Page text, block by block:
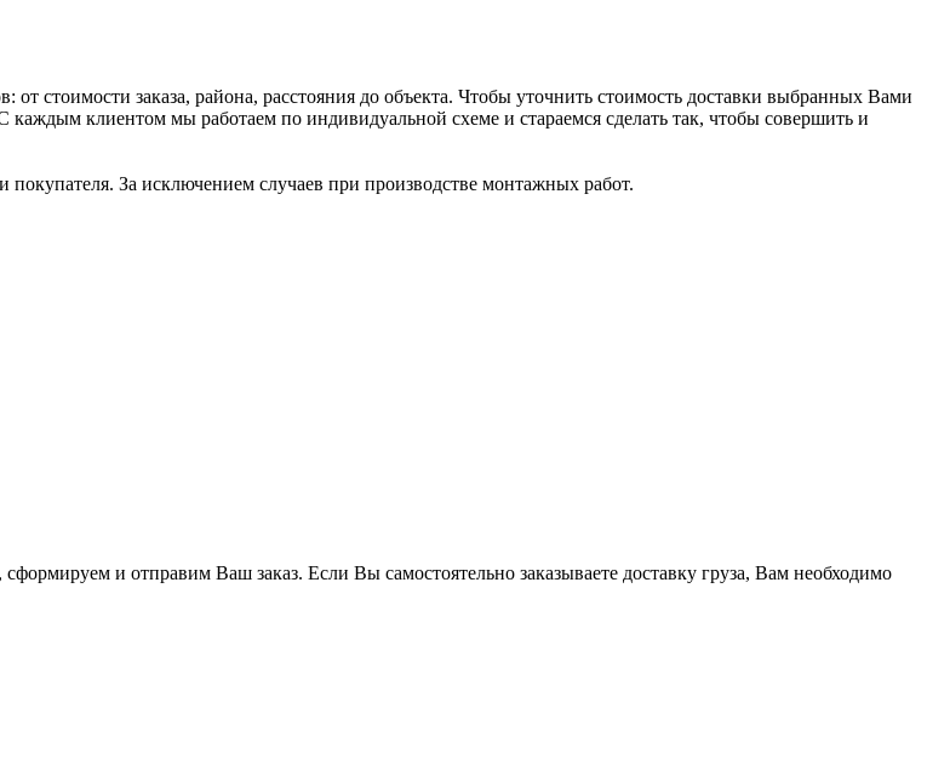
от стоимости заказа, района, расстояния до объекта. Чтобы уточнить стоимость доставки выбранных Вами
клиентом мы работаем по индивидуальной схеме и стараемся сделать так, чтобы совершить и
покупателя. За исключением случаев при производстве монтажных работ.
и отправим Ваш заказ. Если Вы самостоятельно заказываете доставку груза, Вам необходимо